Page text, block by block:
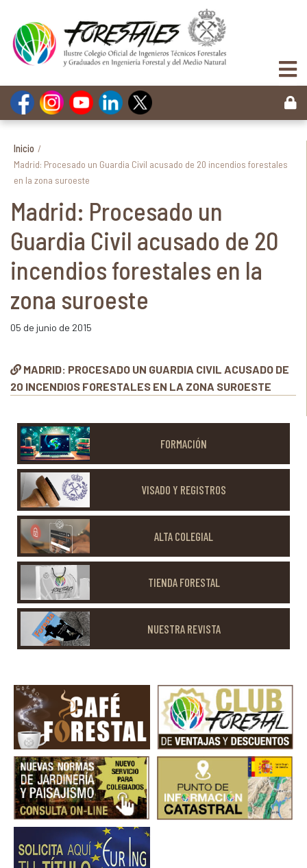
Inicio /
Madrid: Procesado un Guardia Civil acusado de 20 incendios forestales
en la zona suroeste
Madrid: Procesado un
Guardia Civil acusado de 20
incendios forestales en la
zona suroeste
05 de junio de 2015
MADRID: PROCESADO UN GUARDIA CIVIL ACUSADO DE
20 INCENDIOS FORESTALES EN LA ZONA SUROESTE
FORMACIÓN
VISADO Y REGISTROS
ALTA COLEGIAL
TIENDA FORESTAL
NUESTRA REVISTA